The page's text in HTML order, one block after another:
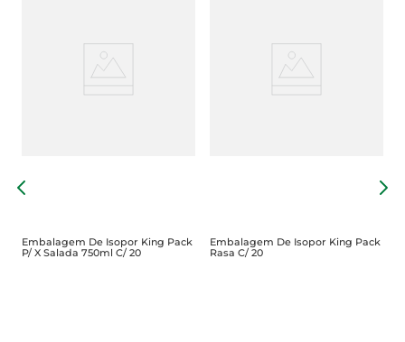
Embalagem De Isopor King Pack
P/ X Salada 750ml C/ 20
Embalagem De Isopor King Pack
Rasa C/ 20